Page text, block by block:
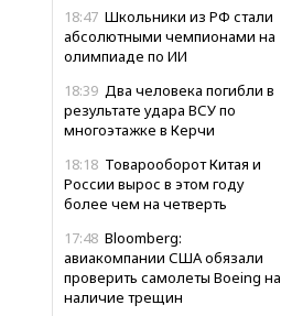
18:47 Школьники из РФ стали
абсолютными чемпионами на
олимпиаде по ИИ
18:39 Два человека погибли в
результате удара ВСУ по
многоэтажке в Керчи
18:18 Товарооборот Китая и
России вырос в этом году
более чем на четверть
17:48 Bloomberg:
авиакомпании США обязали
проверить самолеты Boeing на
наличие трещин